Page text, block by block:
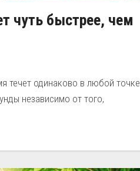
чуть быстрее, чем
течет одинаково в любой точке
независимо от того,